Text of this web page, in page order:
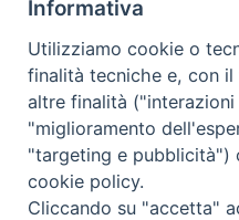
Giorni ed Orari
Lunedì e Mercoledì ore
Uffici Matrimoni:
Lunedì e Mercoledì ore
Informativa
Utilizziamo cookie o
finalità tecniche e, con
altre finalità
"miglioramento
"targeting e pubblicità")
cookie policy.
Cliccando su "accetta"